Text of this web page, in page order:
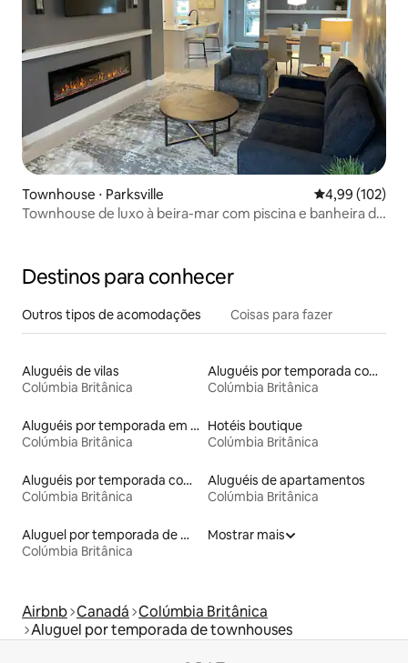
Townhouse ⋅ Parksville 4,99 de uma
4,99 (102)
Townhouse de luxo à beira-mar com piscina e banheira de
Destinos para conhecer
Outros tipos de acomodações Coisas para fazer
Aluguéis de vilas
Colúmbia Britânica
Aluguéis por temporada com acesso ao lago
Colúmbia Britânica
Aluguéis por temporada em resorts
Colúmbia Britânica
Hotéis boutique
Colúmbia Britânica
Aluguéis por temporada com banheiro para PCD
Colúmbia Britânica
Aluguéis de apartamentos
Colúmbia Britânica
Aluguel por temporada de microcasas
Colúmbia Britânica
Mostrar mais
Airbnb Canadá Colúmbia Britânica
Aluguel por temporada de townhouses